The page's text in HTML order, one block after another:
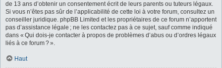
de 13 ans d’obtenir un consentement écrit de leurs parents ou tuteurs légaux.
Si vous n’êtes pas sûr de l’applicabilité de cette loi à votre forum, consultez un
conseiller juridique. phpBB Limited et les propriétaires de ce forum n’apportent
pas d’assistance légale ; ne les contactez pas à ce sujet, sauf comme indiqué
dans « Qui dois-je contacter à propos de problèmes d’abus ou d’ordres légaux
liés à ce forum ? ».
Haut